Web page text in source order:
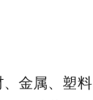
金属、塑